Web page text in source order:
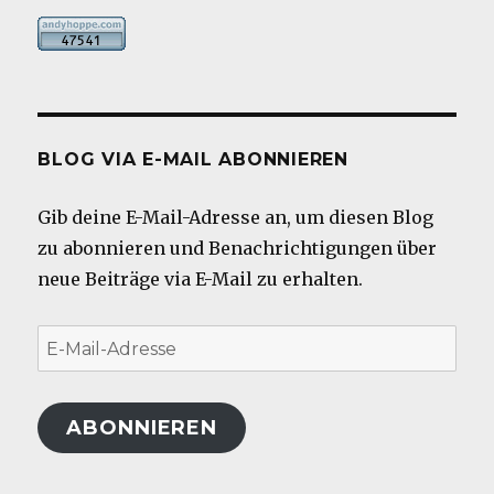
BLOG VIA E-MAIL ABONNIEREN
Gib deine E-Mail-Adresse an, um diesen Blog
zu abonnieren und Benachrichtigungen über
neue Beiträge via E-Mail zu erhalten.
E-
Mail-
Adresse
ABONNIEREN